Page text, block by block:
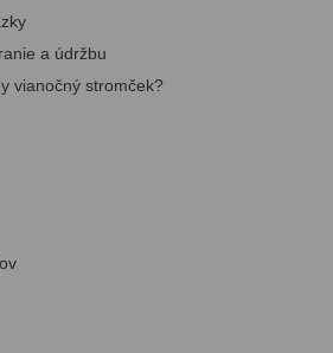
a údržbu
vianočný stromček?